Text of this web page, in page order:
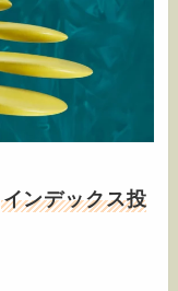
インデックス投